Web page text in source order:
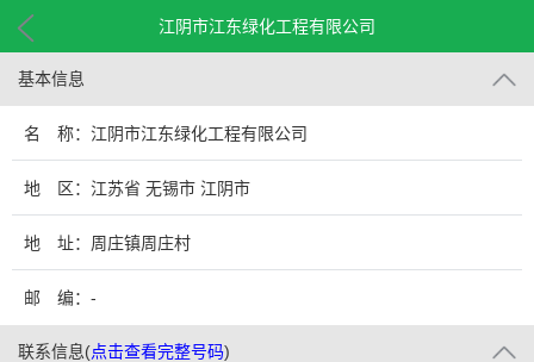
江阴市江东绿化工程有限公司
基本信息
名 称：江阴市江东绿化工程有限公司
地 区：江苏省 无锡市 江阴市
地 址：周庄镇周庄村
邮 编：-
联系信息(点击查看完整号码)